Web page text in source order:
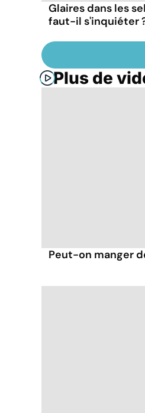
Glaires dans les
faut-il s'inquiéter
Plus de
Peut-on manger